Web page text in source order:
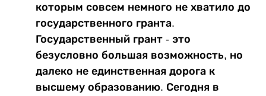
которым совсем немного не хватило до
государственного гранта.
Государственный грант - это
безусловно большая возможность, но
далеко не единственная дорога к
высшему образованию. Сегодня в